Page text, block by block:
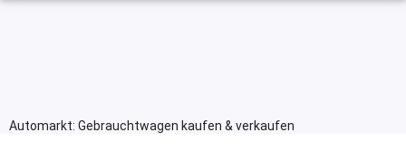
Automarkt: Gebrauchtwagen kaufen & verkaufen